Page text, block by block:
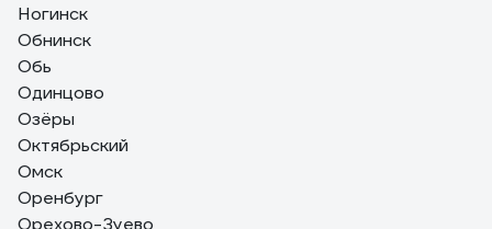
Ногинск
Обнинск
Обь
Одинцово
Озёры
Октябрьский
Омск
Оренбург
Орехово-Зуево